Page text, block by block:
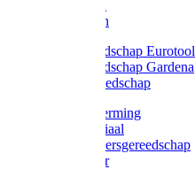
Hooiharken
Handgereedschap Eurotool
Handgereedschap Gardena
Kindergereedschap
Kniebescherming
Afzetmateriaal
Stratenmakersgereedschap
Straathamer